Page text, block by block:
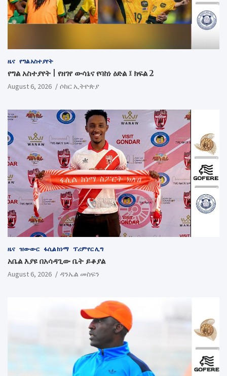
ዜና የግል አስተያየት
የግል አስተያየት | የዘገየ ውሳኔና የባከነ ዕድል ፤ ክፍል 2
August 6, 2026 ሶከር ኢትዮጵያ
ዜና ዝውውር ፋሲል ከነማ ፕሪምየር ሊግ
አቤል እያዩ በአሳዳጊው ቤት ይቆያል
August 6, 2026 ዳንኤል መስፍን